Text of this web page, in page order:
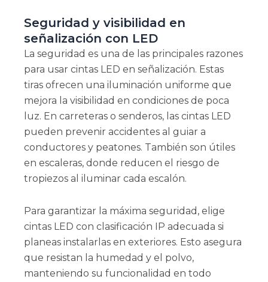
Seguridad y visibilidad en
señalización con LED
La seguridad es una de las principales razones
para usar cintas LED en señalización. Estas
tiras ofrecen una iluminación uniforme que
mejora la visibilidad en condiciones de poca
luz. En carreteras o senderos, las cintas LED
pueden prevenir accidentes al guiar a
conductores y peatones. También son útiles
en escaleras, donde reducen el riesgo de
tropiezos al iluminar cada escalón.
Para garantizar la máxima seguridad, elige
cintas LED con clasificación IP adecuada si
planeas instalarlas en exteriores. Esto asegura
que resistan la humedad y el polvo,
manteniendo su funcionalidad en todo